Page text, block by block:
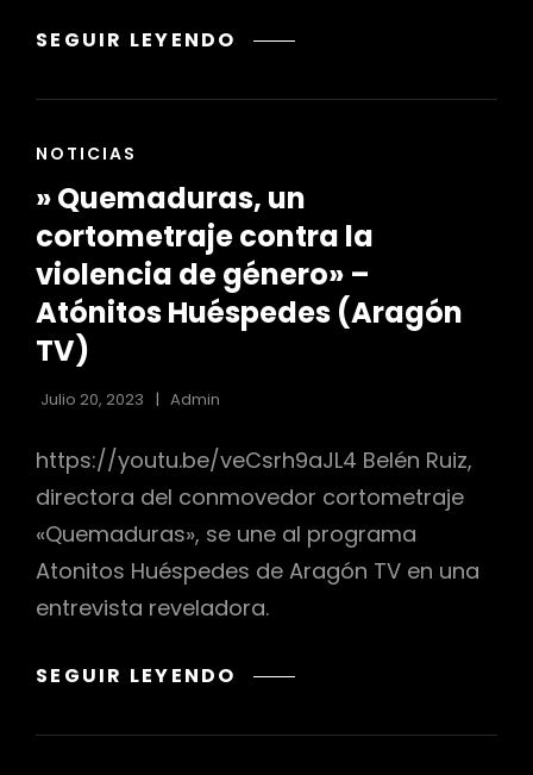
SEGUIR LEYENDO FESTIVAL
CORTOMETRAJES
NO
QUEDAN
CANIS
2024
ENLACES
LAS
CATEGORÍAS
NOTICIAS
» Quemaduras, un
cortometraje contra la
violencia de género» –
Atónitos Huéspedes (Aragón
TV)
Julio 20, 2023 Admin
https://youtu.be/veCsrh9aJL4 Belén Ruiz,
directora del conmovedor cortometraje
«Quemaduras», se une al programa
Atonitos Huéspedes de Aragón TV en una
entrevista reveladora.
SEGUIR LEYENDO
UN